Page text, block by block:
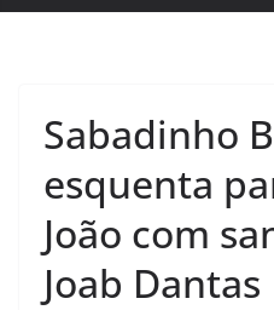
Sabadinho
esquenta
João com
Joab Dantas